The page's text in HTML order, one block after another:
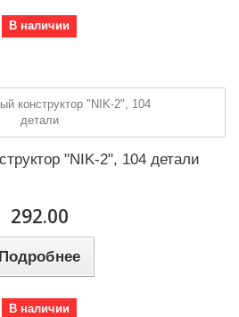
В наличии
"NIK-2", 104 детали
292.00
Подробнее
В наличии